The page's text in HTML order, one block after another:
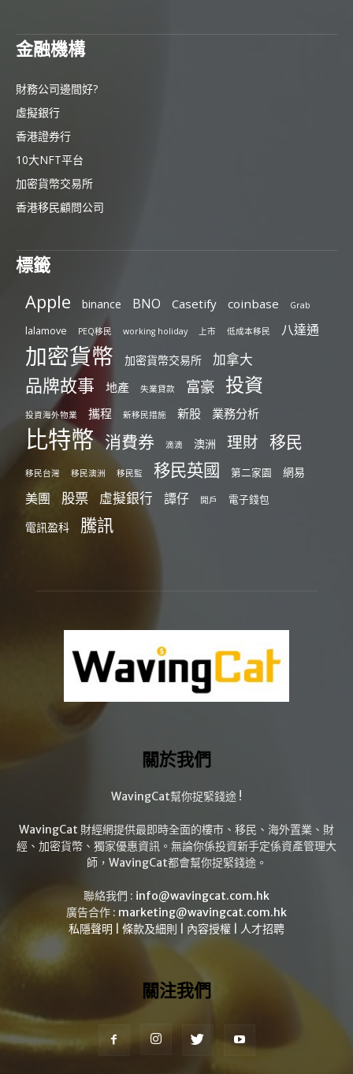
金融機構
財務公司邊間好?
虛擬銀行
香港證券行
10大NFT平台
加密貨幣交易所
香港移民顧問公司
標籤
Apple binance BNO Casetify coinbase Grab
lalamove PEQ移民 working holiday 上市 低成本移民 八達通
加密貨幣 加密貨幣交易所 加拿大
品牌故事 地產 失業貸款 富豪 投資
投資海外物業 攜程 新移民措施 新股 業務分析
比特幣 消費券 滴滴 澳洲 理財 移民
移民台灣 移民澳洲 移民監 移民英國 第二家園 網易
美團 股票 虛擬銀行 譚仔 開戶 電子錢包
電訊盈科 騰訊
關於我們
WavingCat幫你捉緊錢途 !
WavingCat 財經網提供最即時全面的樓市、移民、海外置業、財
經、加密貨幣、獨家優惠資訊。無論你係投資新手定係資產管理大
師，WavingCat都會幫你捉緊錢途。
聯絡我們 : info@wavingcat.com.hk
廣告合作 : marketing@wavingcat.com.hk
私隱聲明
條款及細則 內容授權 人才招聘
關注我們